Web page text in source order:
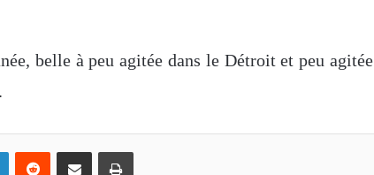
belle à peu agitée dans le Détroit et peu agitée